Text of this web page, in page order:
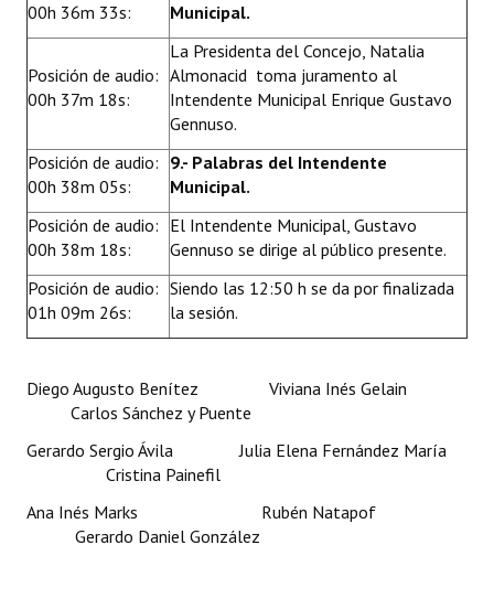
00h 36m 33s:
Municipal.
Posición de audio:
00h 37m 18s:
La Presidenta del Concejo, Natalia
Almonacid toma juramento al
Intendente Municipal Enrique Gustavo
Gennuso.
Posición de audio:
00h 38m 05s:
9.- Palabras del Intendente
Municipal.
Posición de audio:
00h 38m 18s:
El Intendente Municipal, Gustavo
Gennuso se dirige al público presente.
Posición de audio:
01h 09m 26s:
Siendo las 12:50 h se da por finalizada
la sesión.
Diego Augusto Benítez Viviana Inés Gelain
Carlos Sánchez y Puente
Gerardo Sergio Ávila Julia Elena Fernández María
Cristina Painefil
Ana Inés Marks Rubén Natapof
Gerardo Daniel González